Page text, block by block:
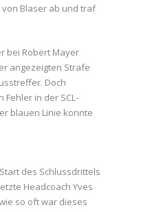
von Blaser ab und traf
bei Robert Mayer
angezeigten Strafe
Doch
in der SCL-
blauen Linie konnte
des Schlussdrittels
Headcoach Yves
so oft war dieses